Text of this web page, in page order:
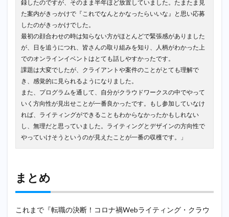
録したのですが、そのまま半年ほど放置していました。たまたま見
た案内がきっかけで『これでなんとかなったらいいな』と思い応募
したのがきっかけでした。
最初の顔合わせの時は知らない方がほとんどで緊張感がありました
が、日を追うにつれ、皆さんの取り組みを知り、人柄がわかった上
でのオンラインイベントはとても話しやすかったです。
課題は大変でしたが、クライアントや案件のことがとても理解で
き、感覚的に見られるようになりました。
また、プログラムを通して、自分がクラウドワークスの中でやって
いく方向性が見出せことが一番良かったです。もし参加していなけ
れば、ライティングができることもわからなかったかもしれない
し、無理だと思っていました。ライティングとデザインの方向性で
やっていけそうというのが見えたことが一番の収穫です。」
まとめ
これまで『転職の決断！コロナ禍Webライティング・クラウ